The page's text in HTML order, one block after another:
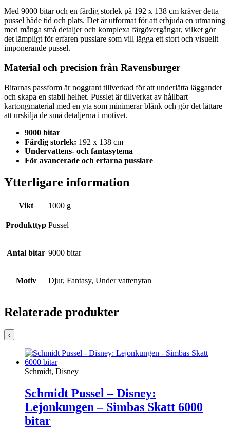
Med 9000 bitar och en färdig storlek på 192 x 138 cm kräver detta
pussel både tid och plats. Det är utformat för att erbjuda en utmaning
med många små detaljer och komplexa färgövergångar, vilket gör
det lämpligt för erfaren pusslare som vill lägga ett stort och visuellt
imponerande pussel.
Material och precision från Ravensburger
Bitarnas passform är noggrant tillverkad för att underlätta läggandet
och skapa en stabil helhet. Pusslet är tillverkat av hållbart
kartongmaterial med en yta som minimerar blänk och gör det lättare
att urskilja de små detaljerna i motivet.
9000 bitar
Färdig storlek: 192 x 138 cm
Undervattens- och fantasytema
För avancerade och erfarna pusslare
Ytterligare information
Vikt 1000 g
Produkttyp Pussel
Antal bitar 9000 bitar
Motiv Djur, Fantasy, Under vattenytan
Relaterade produkter
‹
Schmidt, Disney
Schmidt Pussel – Disney:
Lejonkungen – Simbas Skatt 6000​
bitar